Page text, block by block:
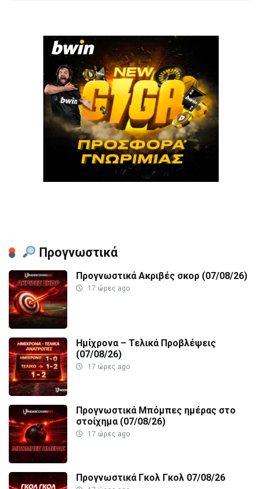
Προγνωστικά
Προγνωστικά Ακριβές σκορ (07/08/26)
17 ώρες ago
Ημίχρονα – Τελικά Προβλέψεις
(07/08/26)
17 ώρες ago
Προγνωστικά Μπόμπες ημέρας στο
στοίχημα (07/08/26)
17 ώρες ago
Προγνωστικά Γκολ Γκολ 07/08/26